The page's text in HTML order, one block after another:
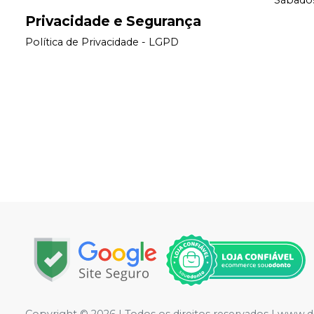
Privacidade e Segurança
Política de Privacidade - LGPD